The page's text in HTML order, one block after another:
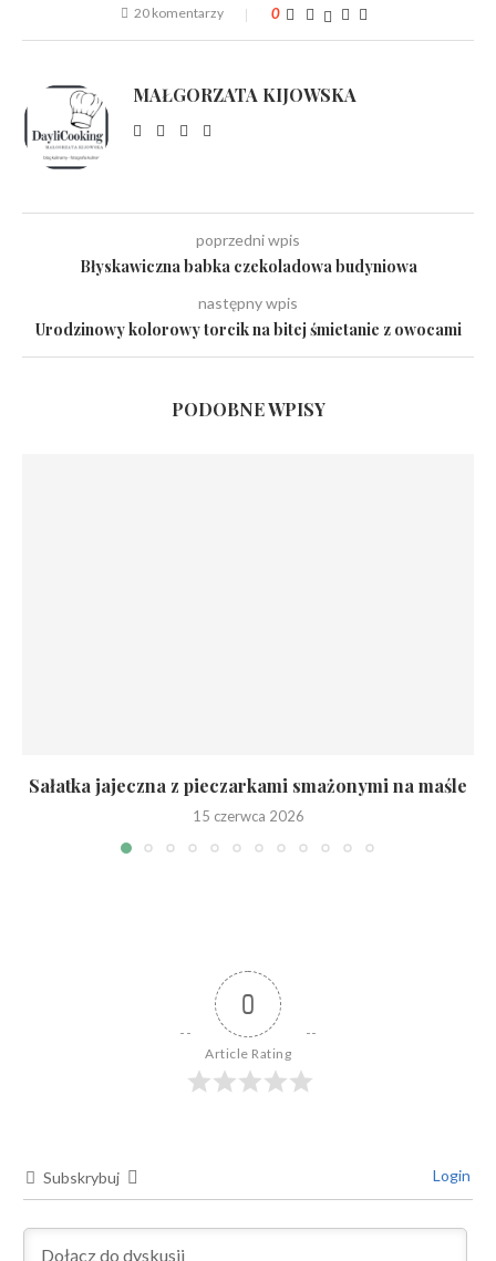
20 komentarzy 0
MAŁGORZATA KIJOWSKA
poprzedni wpis
Błyskawiczna babka czekoladowa budyniowa
następny wpis
Urodzinowy kolorowy torcik na bitej śmietanie z owocami
PODOBNE WPISY
Sałatka jajeczna z pieczarkami smażonymi na maśle
15 czerwca 2026
0
Article Rating
Subskrybuj Login